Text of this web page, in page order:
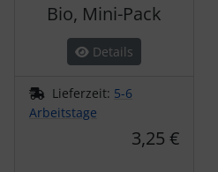
Bio, Mini-Pack
Details
Lieferzeit: 5-6
Arbeitstage
3,25 €